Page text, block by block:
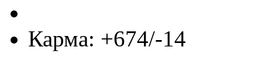
Карма: +674/-14